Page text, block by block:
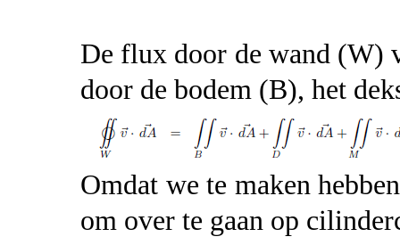
De flux door de wand (W)
door de bodem (B), het
Omdat we te maken
om over te gaan op